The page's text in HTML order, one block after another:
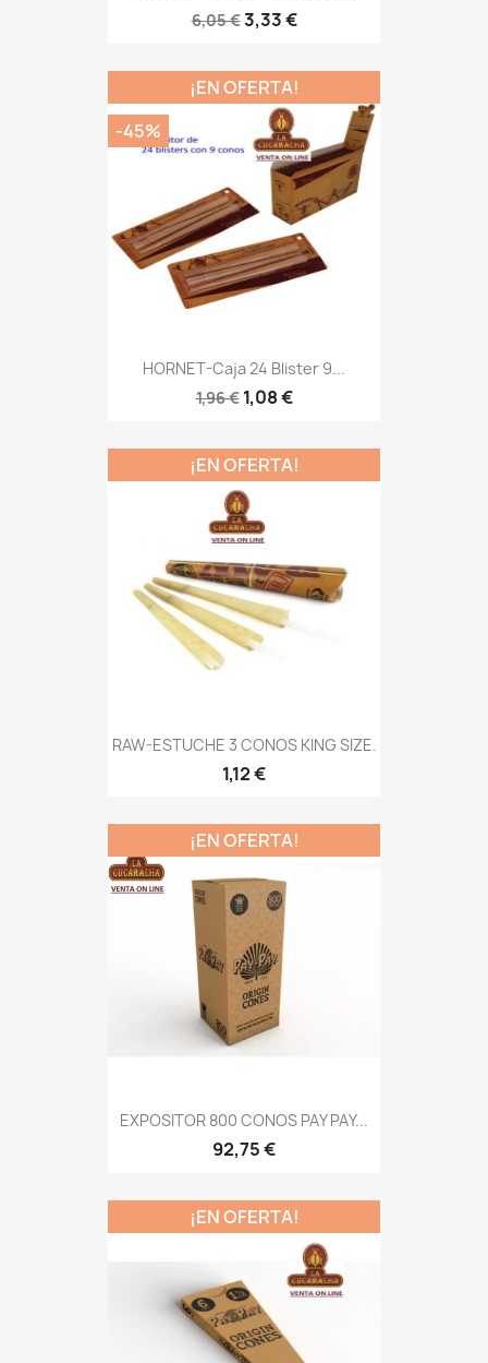
6,05 €3,33 €
HORNET-Caja 24 Blister 9...
1,96 € 1,08 €
¡EN OFERTA!
-45%
RAW-ESTUCHE 3 CONOS KING SIZE.
1,12 €
¡EN OFERTA!
EXPOSITOR 800 CONOS PAY PAY...
92,75 €
¡EN OFERTA!
¡EN OFERTA!